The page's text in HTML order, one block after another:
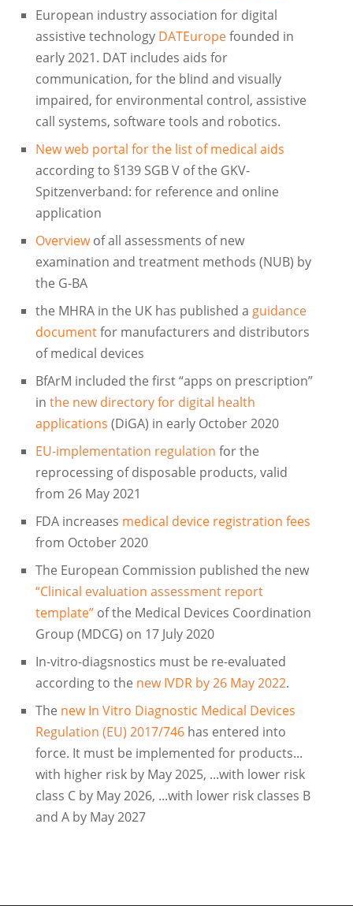
European industry association for digital
assistive technology DATEuropefounded in
early 2021. DAT includes aids for
communication, for the blind and visually
impaired, for environmental control, assistive
call systems, software tools and robotics.
New web portal for the list of medical aids
according to §139 SGB V of the GKV-
Spitzenverband: for reference and online
application
Overviewof all assessments of new
examination and treatment methods (NUB) by
the G-BA
the MHRA in the UK has published a guidance
documentfor manufacturers and distributors
of medical devices
BfArM included the first “apps on prescription”
in the new directory for digital health
applications (DiGA) in early October 2020
EU-implementation regulation for the
reprocessing of disposable products, valid
from 26 May 2021
FDA increases medical device registration fees
from October 2020
The European Commission published the new
“Clinical evaluation assessment report
template”of the Medical Devices Coordination
Group (MDCG) on 17 July 2020
In-vitro-diagsnostics must be re-evaluated
according to the new IVDR by 26 May 2022.
The new In Vitro Diagnostic Medical Devices
Regulation (EU) 2017/746has entered into
force. It must be implemented for products...
with higher risk by May 2025, ...with lower risk
class C by May 2026, ...with lower risk classes B
and A by May 2027